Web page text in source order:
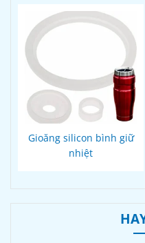
Gioăng silicon bình giữ
nhiệt